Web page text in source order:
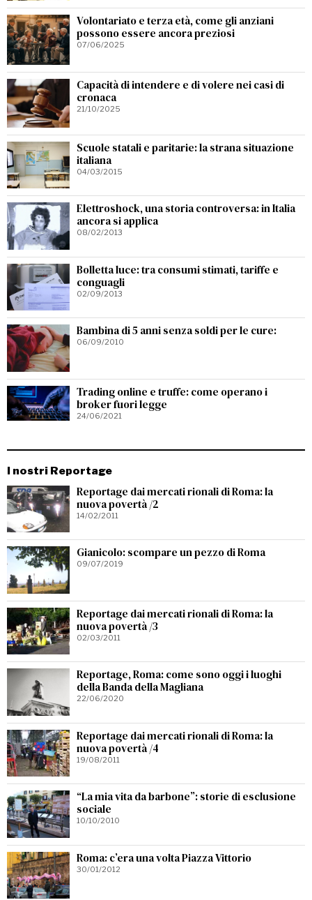
Volontariato e terza età, come gli anziani
possono essere ancora preziosi
07/06/2025
Capacità di intendere e di volere nei casi di
cronaca
21/10/2025
Scuole statali e paritarie: la strana situazione
italiana
04/03/2015
Elettroshock, una storia controversa: in Italia
ancora si applica
08/02/2013
Bolletta luce: tra consumi stimati, tariffe e
conguagli
02/09/2013
Bambina di 5 anni senza soldi per le cure:
06/09/2010
Trading online e truffe: come operano i
broker fuori legge
24/06/2021
I nostri Reportage
Reportage dai mercati rionali di Roma: la
nuova povertà /2
14/02/2011
Gianicolo: scompare un pezzo di Roma
09/07/2019
Reportage dai mercati rionali di Roma: la
nuova povertà /3
02/03/2011
Reportage, Roma: come sono oggi i luoghi
della Banda della Magliana
22/06/2020
Reportage dai mercati rionali di Roma: la
nuova povertà /4
19/08/2011
“La mia vita da barbone”: storie di esclusione
sociale
10/10/2010
Roma: c’era una volta Piazza Vittorio
30/01/2012